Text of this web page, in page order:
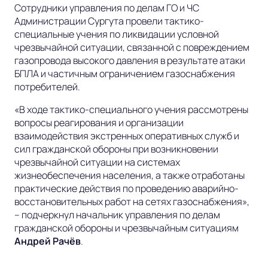
Сотрудники управления по делам ГО и ЧС
Администрации Сургута провели тактико-
специальные учения по ликвидации условной
чрезвычайной ситуации, связанной с повреждением
газопровода высокого давления в результате атаки
БПЛА и частичным ограничением газоснабжения
потребителей.
«В ходе тактико-специального учения рассмотрены
вопросы реагирования и организации
взаимодействия экстренных оперативных служб и
сил гражданской обороны при возникновении
чрезвычайной ситуации на системах
жизнеобеспечения населения, а также отработаны
практические действия по проведению аварийно-
восстановительных работ на сетях газоснабжения»,
– подчеркнул начальник управления по делам
гражданской обороны и чрезвычайным ситуациям
Андрей Рачёв.